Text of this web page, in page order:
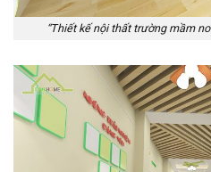
“Thiết kế nội thất trường mầm